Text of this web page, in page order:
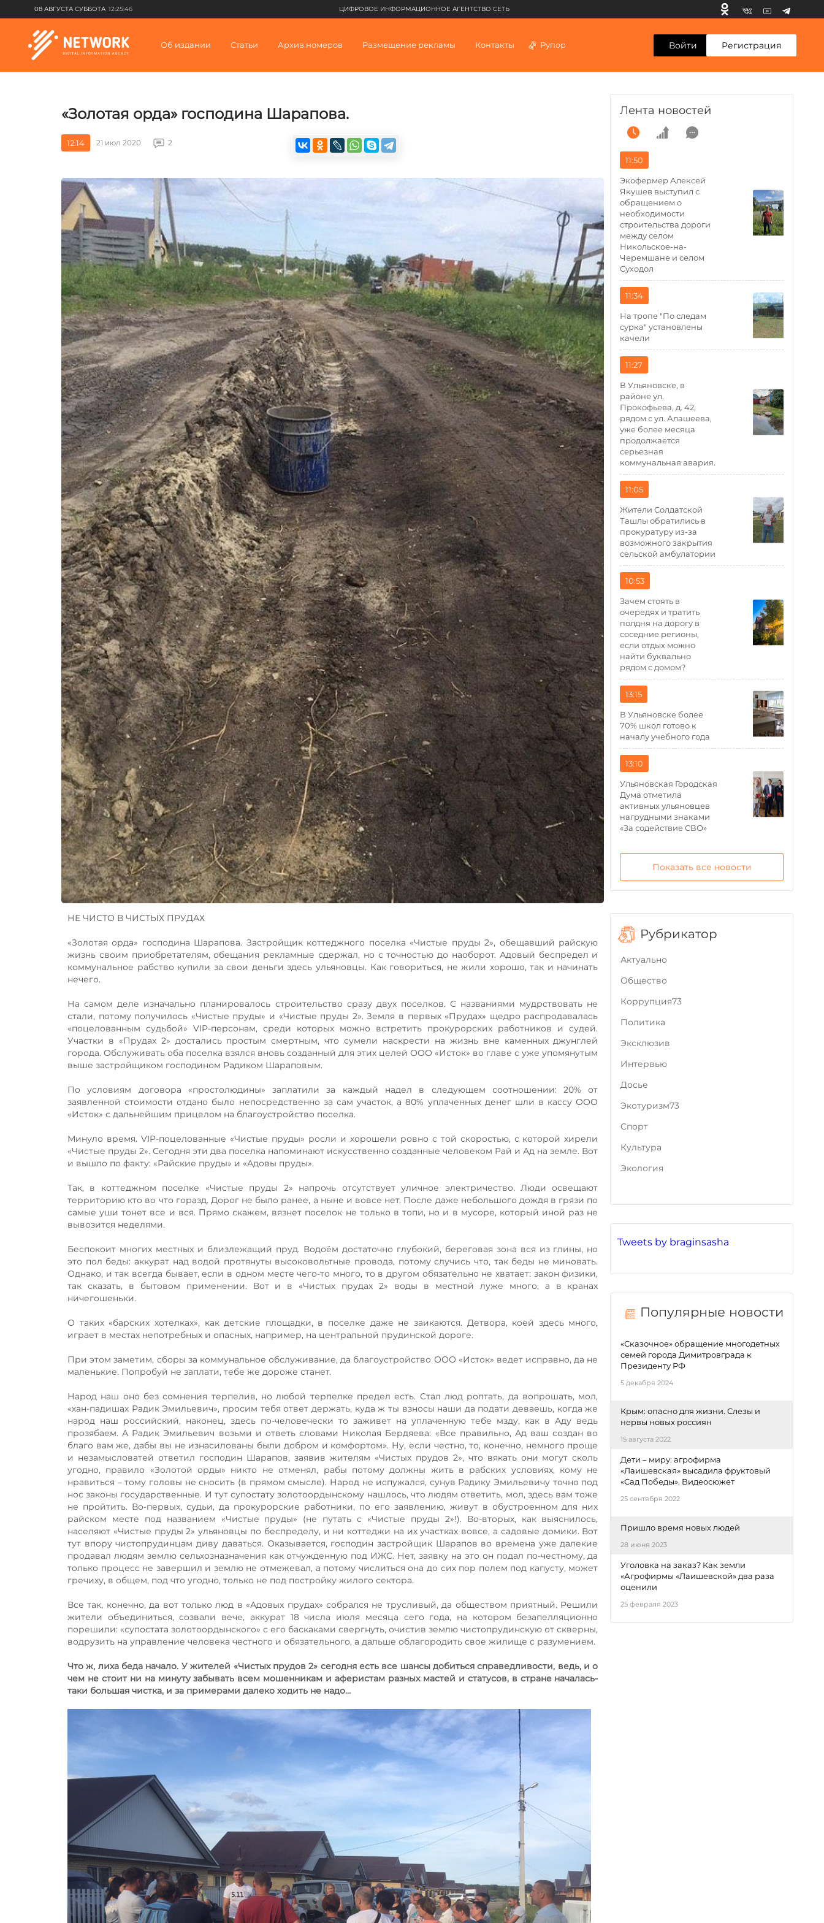
08 АВГУСТА СУББОТА 12:25:46 ЦИФРОВОЕ ИНФОРМАЦИОННОЕ АГЕНТСТВО СЕТЬ
Об издании Статьи Архив номеров Размещение рекламы Контакты Рупор Войти Регистрация
«Золотая орда» господина Шарапова.
12:14 21 июл 2020 2
НЕ ЧИСТО В ЧИСТЫХ ПРУДАХ
«Золотая орда» господина Шарапова. Застройщик коттеджного поселка «Чистые пруды 2», обещавший райскую
жизнь своим приобретателям, обещания рекламные сдержал, но с точностью до наоборот. Адовый беспредел и
коммунальное рабство купили за свои деньги здесь ульяновцы. Как говориться, не жили хорошо, так и начинать
нечего.
На самом деле изначально планировалось строительство сразу двух поселков. С названиями мудрствовать не
стали, потому получилось «Чистые пруды» и «Чистые пруды 2». Земля в первых «Прудах» щедро распродавалась
«поцелованным судьбой» VIP-персонам, среди которых можно встретить прокурорских работников и судей.
Участки в «Прудах 2» достались простым смертным, что сумели наскрести на жизнь вне каменных джунглей
города. Обслуживать оба поселка взялся вновь созданный для этих целей ООО «Исток» во главе с уже упомянутым
выше застройщиком господином Радиком Шараповым.
По условиям договора «простолюдины» заплатили за каждый надел в следующем соотношении: 20% от
заявленной стоимости отдано было непосредственно за сам участок, а 80% уплаченных денег шли в кассу ООО
«Исток» с дальнейшим прицелом на благоустройство поселка.
Минуло время. VIP-поцелованные «Чистые пруды» росли и хорошели ровно с той скоростью, с которой хирели
«Чистые пруды 2». Сегодня эти два поселка напоминают искусственно созданные человеком Рай и Ад на земле. Вот
и вышло по факту: «Райские пруды» и «Адовы пруды».
Так, в коттеджном поселке «Чистые пруды 2» напрочь отсутствует уличное электричество. Люди освещают
территорию кто во что горазд. Дорог не было ранее, а ныне и вовсе нет. После даже небольшого дождя в грязи по
самые уши тонет все и вся. Прямо скажем, вязнет поселок не только в топи, но и в мусоре, который иной раз не
вывозится неделями.
Беспокоит многих местных и близлежащий пруд. Водоём достаточно глубокий, береговая зона вся из глины, но
это пол беды: аккурат над водой протянуты высоковольтные провода, потому случись что, так беды не миновать.
Однако, и так всегда бывает, если в одном месте чего-то много, то в другом обязательно не хватает: закон физики,
так сказать, в бытовом применении. Вот и в «Чистых прудах 2» воды в местной луже много, а в кранах
ничегошеньки.
О таких «барских хотелках», как детские площадки, в поселке даже не заикаются. Детвора, коей здесь много,
играет в местах непотребных и опасных, например, на центральной прудинской дороге.
При этом заметим, сборы за коммунальное обслуживание, да благоустройство ООО «Исток» ведет исправно, да не
маленькие. Попробуй не заплати, тебе же дороже станет.
Народ наш оно без сомнения терпелив, но любой терпелке предел есть. Стал люд роптать, да вопрошать, мол,
«хан-падишах Радик Эмильевич», просим тебя ответ держать, куда ж ты взносы наши да подати деваешь, когда же
народ наш российский, наконец, здесь по-человечески то заживет на уплаченную тебе мзду, как в Аду ведь
прозябаем. А Радик Эмильевич возьми и ответь словами Николая Бердяева: «Все правильно, Ад ваш создан во
благо вам же, дабы вы не изнасилованы были добром и комфортом». Ну, если честно, то, конечно, немного проще
и незамысловатей ответил господин Шарапов, заявив жителям «Чистых прудов 2», что вякать они могут сколь
угодно, правило «Золотой орды» никто не отменял, рабы потому должны жить в рабских условиях, кому не
нравиться – тому головы не сносить (в прямом смысле). Народ не испужался, сунув Радику Эмильевичу точно под
нос законы государственные. И тут супостату золотоордынскому нашлось, что людям ответить, мол, здесь вам тоже
не пройтить. Во-первых, судьи, да прокурорские работники, по его заявлению, живут в обустроенном для них
райском месте под названием «Чистые пруды» (не путать с «Чистые пруды 2»!). Во-вторых, как выяснилось,
населяют «Чистые пруды 2» ульяновцы по беспределу, и ни коттеджи на их участках вовсе, а садовые домики. Вот
тут впору чистопрудинцам диву даваться. Оказывается, господин застройщик Шарапов во времена уже далекие
продавал людям землю сельхозназначения как отчужденную под ИЖС. Нет, заявку на это он подал по-честному, да
только процесс не завершил и землю не отмежевал, а потому числиться она до сих пор полем под капусту, может
гречиху, в общем, под что угодно, только не под постройку жилого сектора.
Все так, конечно, да вот только люд в «Адовых прудах» собрался не трусливый, да обществом приятный. Решили
жители объединиться, созвали вече, аккурат 18 числа июля месяца сего года, на котором безапелляционно
порешили: «супостата золотоордынского» с его баскаками свергнуть, очистив землю чистопрудинскую от скверны,
водрузить на управление человека честного и обязательного, а дальше облагородить свое жилище с разумением.
Что ж, лиха беда начало. У жителей «Чистых прудов 2» сегодня есть все шансы добиться справедливости, ведь, и о
чем не стоит ни на минуту забывать всем мошенникам и аферистам разных мастей и статусов, в стране началась-
таки большая чистка, и за примерами далеко ходить не надо…
Tweets by braginsasha
Популярные новости
«Сказочное» обращение многодетных
семей города Димитровграда к
Президенту РФ
5 декабря 2024
Крым: опасно для жизни. Слезы и
нервы новых россиян
15 августа 2022
Дети – миру: агрофирма
«Лаишевская» высадила фруктовый
«Сад Победы». Видеосюжет
25 сентября 2022
Пришло время новых людей
28 июня 2023
Уголовка на заказ? Как земли
«Агрофирмы «Лаишевской» два раза
оценили
25 февраля 2023
Лента новостей
11:50
Экофермер Алексей
Якушев выступил с
обращением о
необходимости
строительства дороги
между селом
Никольское-на-
Черемшане и селом
Суходол
11:34
На тропе "По следам
сурка" установлены
качели
11:27
В Ульяновске, в
районе ул.
Прокофьева, д. 42,
рядом с ул. Алашеева,
уже более месяца
продолжается
серьезная
коммунальная авария.
11:05
Жители Солдатской
Ташлы обратились в
прокуратуру из-за
возможного закрытия
сельской амбулатории
10:53
Зачем стоять в
очередях и тратить
полдня на дорогу в
соседние регионы,
если отдых можно
найти буквально
рядом с домом?
13:15
В Ульяновске более
70% школ готово к
началу учебного года
13:10
Ульяновская Городская
Дума отметила
активных ульяновцев
нагрудными знаками
«За содействие СВО»
Показать все новости
Рубрикатор
Актуально
Общество
Коррупция73
Политика
Эксклюзив
Интервью
Досье
Экотуризм73
Cпорт
Культура
Экология